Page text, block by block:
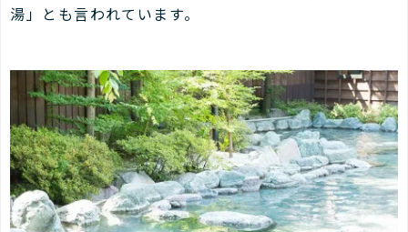
湯」とも言われています。